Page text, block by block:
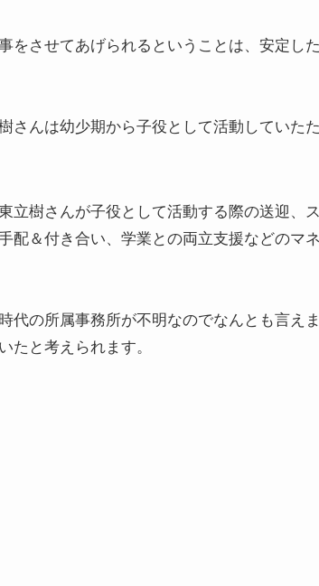
をさせてあげられるということは、安定し
さんは幼少期から子役として活動していた
立樹さんが子役として活動する際の送迎
配＆付き合い、学業との両立支援などのマ
代の所属事務所が不明なのでなんとも言え
たと考えられます。